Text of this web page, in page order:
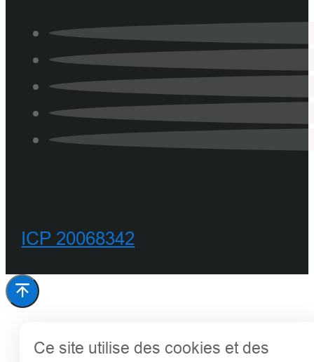
ICP 20068342
Ce site utilise des cookies et des